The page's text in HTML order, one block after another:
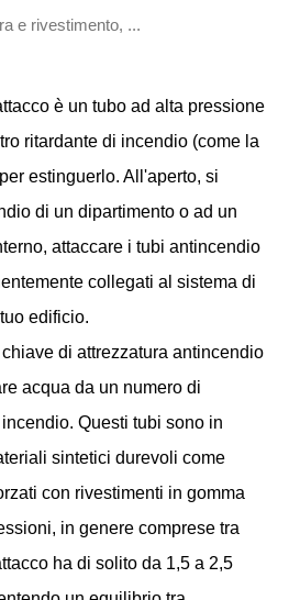
e rivestimento, ...
è un tubo ad alta pressione
ritardante di incendio (come la
estinguerlo. All'aperto, si
di un dipartimento o ad un
attaccare i tubi antincendio
collegati al sistema di
edificio.
di attrezzatura antincendio
acqua da un numero di
Questi tubi sono in
sintetici durevoli come
con rivestimenti in gomma
in genere comprese tra
ha di solito da 1,5 a 2,5